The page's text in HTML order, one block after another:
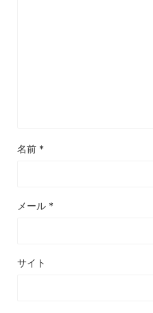
名前 *
メール *
サイト